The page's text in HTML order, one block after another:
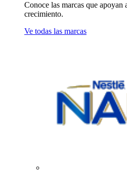
Conoce las marcas que
crecimiento.
Ve todas las marcas